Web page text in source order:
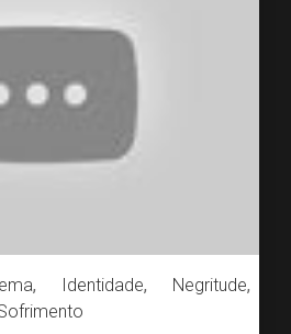
, Identidade, Negritude,